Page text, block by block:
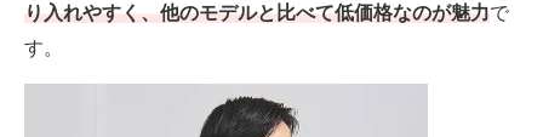
り入れやすく、他のモデルと比べて低価格なのが魅力で
す。